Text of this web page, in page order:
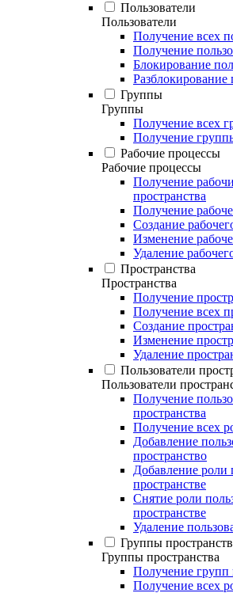
Пользователи
Пользователи
Получение всех
Получение
Блокирование
Разблокирование
Группы
Группы
Получение всех
Получение
Рабочие процессы
Рабочие процессы
Получение
пространства
Получение
Создание
Изменение
Удаление
Пространства
Пространства
Получение
Получение всех
Создание
Изменение
Удаление
Пользователи
Пользователи
Получение
пространства
Получение всех
Добавление
пространство
Добавление роли
пространстве
Снятие роли
пространстве
Удаление
Группы
Группы пространства
Получение групп
Получение всех